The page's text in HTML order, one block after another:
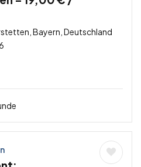
Bayern, Deutschland